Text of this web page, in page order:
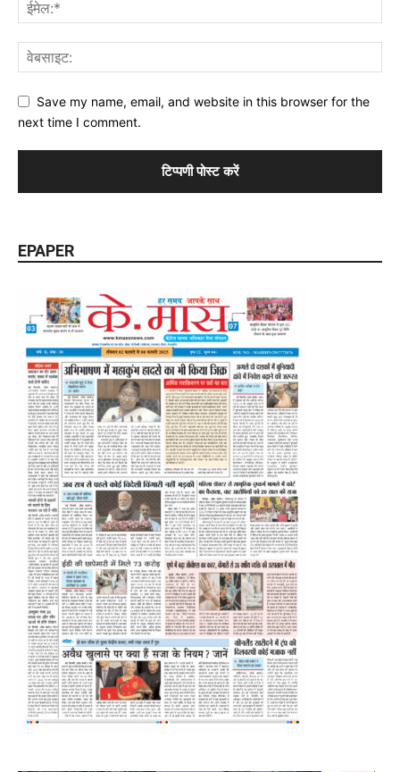
Save my name, email, and website in this browser for the
next time I comment.
EPAPER